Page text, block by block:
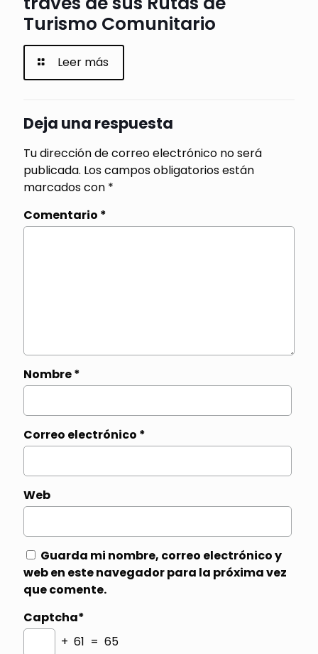
Turismo Comunitario
Leer más
Deja una respuesta
Tu dirección de correo electrónico no será
publicada. Los campos obligatorios están
marcados con *
Comentario *
Nombre*
Correo electrónico *
Web
Guarda mi nombre, correo electrónico y
web en este navegador para la próxima vez
que comente.
Captcha*
+ 61 = 65